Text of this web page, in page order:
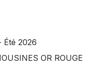
Été 2026
OR ROUGE